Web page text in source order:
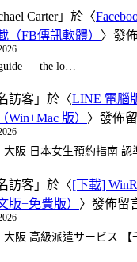
Carter」於〈
（FB傳訊軟體）
〉發
— the lo…
訪客 」於〈LINE 電腦
Win+Mac 版） 〉發佈
大阪 日本女生預約指南
訪客 」於〈[下載]
版+免費版） 〉發佈留
大阪 高級派遣サービス 【